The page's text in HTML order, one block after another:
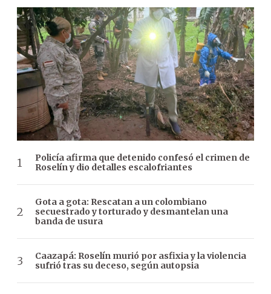
Policía afirma que detenido confesó el crimen de
Roselín y dio detalles escalofriantes
Gota a gota: Rescatan a un colombiano
secuestrado y torturado y desmantelan una
banda de usura
Caazapá: Roselín murió por asfixia y la violencia
sufrió tras su deceso, según autopsia